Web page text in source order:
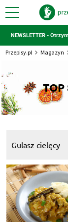
NEWSLETTER -
Przepisy.pl Magazyn
TOP
Gulasz cielęcy